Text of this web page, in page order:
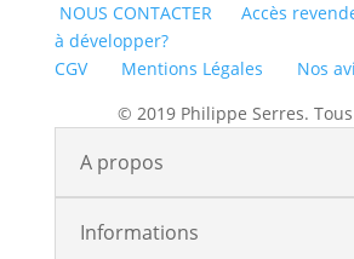
NOUS CONTACTER
Accès
à développer?
CGV
Mentions Légales
Nos
© 2019 Philippe Serres.
A propos
Informations